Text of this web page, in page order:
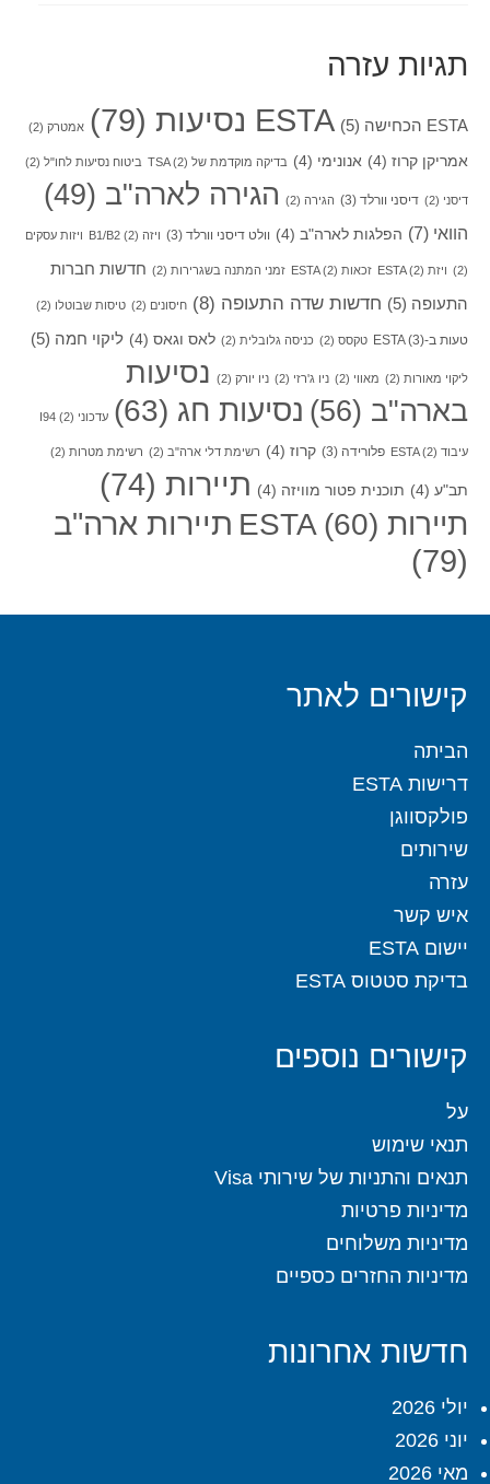
תגיות עזרה
ESTA הכחישה (5) ESTA נסיעות (79) אמטרק (2)
אמריקן קרוז (4) אנונימי (4) בדיקה מוקדמת של TSA (2) ביטוח נסיעות לחו"ל (2)
דיסני (2) דיסני וורלד (3) הגירה (2) הגירה לארה"ב (49)
הוואי (7) הפלגות לארה"ב (4) וולט דיסני וורלד (3) ויזה B1/B2 (2) ויזות עסקים
(2) ויזת ESTA (2) זכאות ESTA (2) זמני המתנה בשגרירות (2)
חדשות חברות
התעופה (5) חדשות שדה התעופה (8) חיסונים (2) טיסות שבוטלו (2)
טעות ב-ESTA(3) טקסס (2) כניסה גלובלית (2) לאס וגאס (4) ליקוי חמה (5)
ליקוי מאורות (2) מאווי (2) ניו ג'רזי (2) ניו יורק (2)
נסיעות
בארה"ב (56) נסיעות חג (63) עדכוני I94 (2)
עיבוד ESTA (2) פלורידה (3) קרוז (4) רשימת דלי ארה"ב (2) רשימת מטרות (2)
תב"ע (4) תוכנית פטור מוויזה (4) תיירות (74)
תיירות ESTA (60)
תיירות ארה"ב
(79)
קישורים לאתר
הביתה
דרישות ESTA
פולקסווגן
שירותים
עזרה
איש קשר
יישום ESTA
בדיקת סטטוס ESTA
קישורים נוספים
על
תנאי שימוש
תנאים והתניות של שירותי Visa
מדיניות פרטיות
מדיניות משלוחים
מדיניות החזרים כספיים
חדשות אחרונות
יולי 2026
יוני 2026
מאי 2026